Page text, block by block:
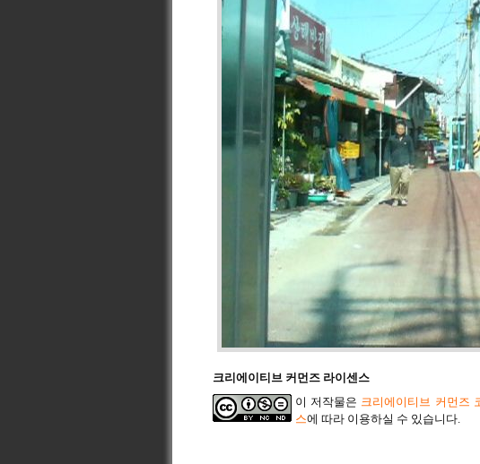
크리에이티브 커먼즈 라이센스
이 저작물은 크리에이티브 커먼즈
스에 따라 이용하실 수 있습니다.